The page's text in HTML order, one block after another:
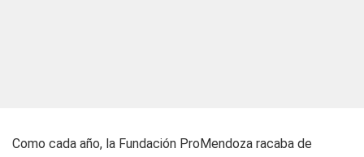
Como cada año, la Fundación ProMendoza racaba de